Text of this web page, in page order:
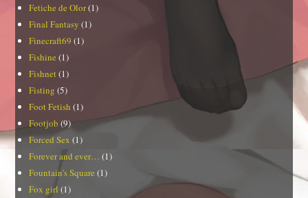
Fetiche de Olor(1)
Final Fantasy (1)
Finecraft69 (1)
Fishine (1)
Fishnet (1)
Fisting (5)
Foot Fetish (1)
Footjob (9)
Forced Sex (1)
Forever and ever… (1)
Fountain's Square (1)
Fox girl (1)